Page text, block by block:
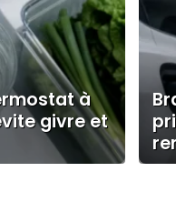
à
givre et